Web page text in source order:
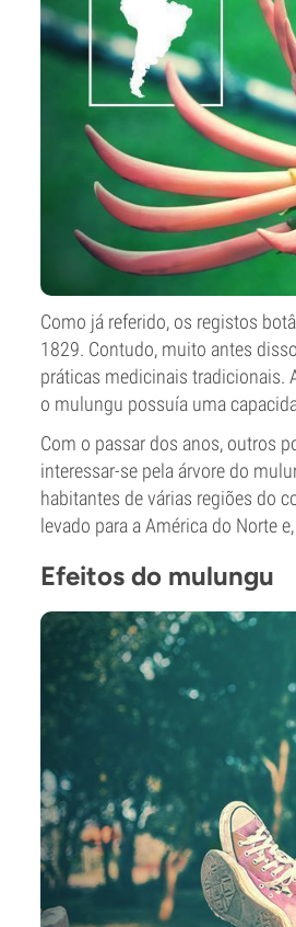
Como já referido, os registos
1829. Contudo, muito antes
práticas medicinais tradicionais.
o mulungu possuía uma
Com o passar dos anos, outros
interessar-se pela árvore do
habitantes de várias regiões do
levado para a América do Norte
Efeitos do mulungu